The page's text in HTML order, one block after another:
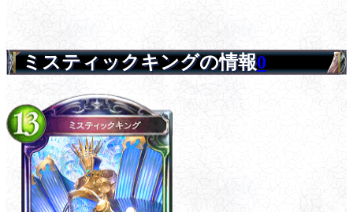
ミスティックキングの情報0